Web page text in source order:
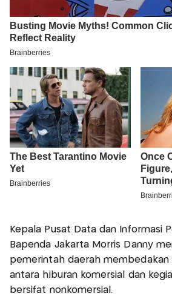
Kepala Pusat Data dan Informasi
Bapenda Jakarta Morris Danny
pemerintah daerah membedakan
antara hiburan komersial dan
bersifat nonkomersial.